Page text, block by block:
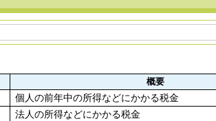
概要
個人の前年中の所得などにかかる税金
法人の所得などにかかる税金